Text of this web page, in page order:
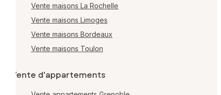
Vente maisons La Rochelle
Vente maisons Limoges
Vente maisons Bordeaux
Vente maisons Toulon
Vente d'appartements